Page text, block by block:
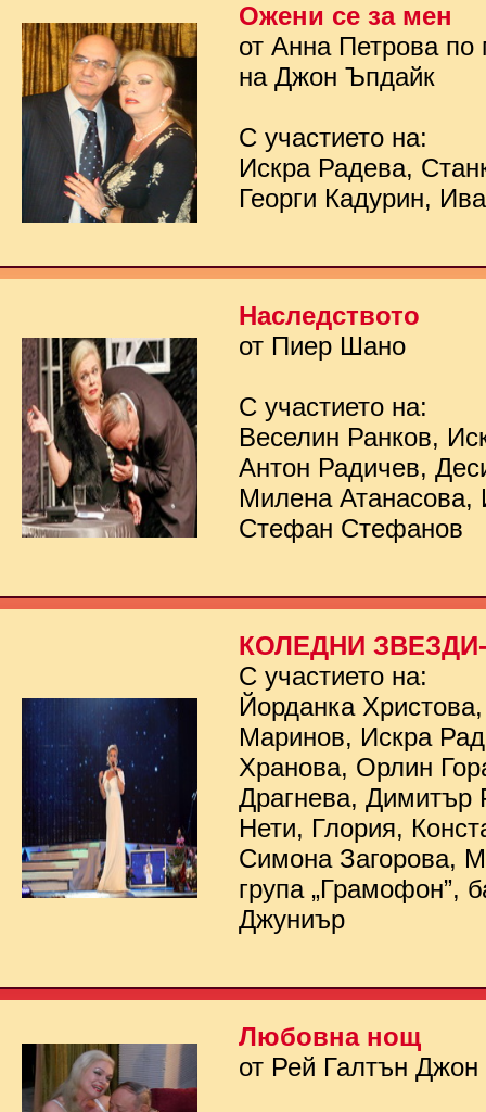
Ожени се за мен
от Анна Петрова по
на Джон Ъпдайк
С участието на:
Искра Радева,
Георги Кадурин,
Наследството
от Пиер Шано
С участието на:
Веселин Ранков,
Антон Радичев,
Милена Атанасова,
Стефан Стефанов
КОЛЕДНИ ЗВЕЗДИ-
С участието на:
Йорданка
Маринов, Искра
Хранова, Орлин
Драгнева, Димитър
Нети, Глория,
Симона Загорова,
група „Грамофон”,
Джуниър
Любовна нощ
от Рей Галтън Джон